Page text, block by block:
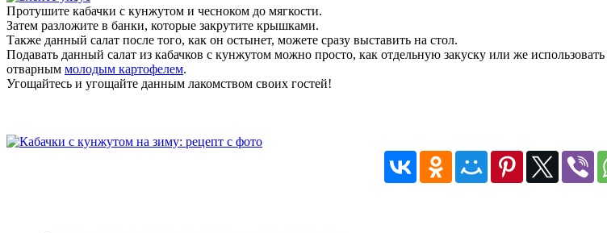
Протушите кабачки с кунжутом и чесноком до мягкости.
Затем разложите в банки, которые закрутите крышками.
Также данный салат после того, как он остынет, можете сразу выставить на стол.
Подавать данный салат из кабачков с кунжутом можно просто, как отдельную закуску или же
отварным молодым картофелем.
Угощайтесь и угощайте данным лакомством своих гостей!